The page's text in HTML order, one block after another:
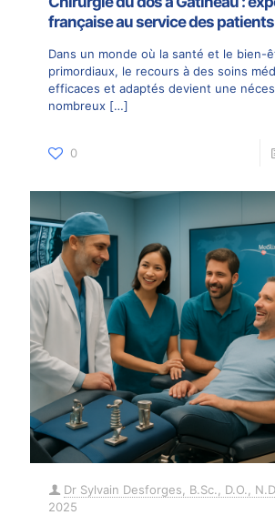
française au service des patients
Dans un monde où la santé et le bien-
primordiaux, le recours à des soins
efficaces et adaptés devient une
nombreux […]
0
Dr Sylvain Desforges, B.Sc., D.O.,
2025